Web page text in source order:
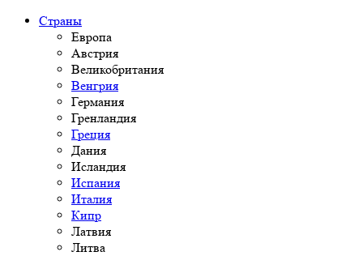
Страны
Европа
Австрия
Великобритания
Венгрия
Германия
Гренландия
Греция
Дания
Исландия
Испания
Италия
Кипр
Латвия
Литва